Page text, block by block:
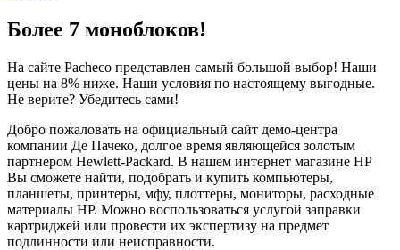
Более 7 моноблоков!
На сайте Pacheco представлен самый большой выбор! Наши
цены на 8% ниже. Наши условия по настоящему выгодные.
Не верите? Убедитесь сами!
Добро пожаловать на официальный сайт демо-центра
компании Де Пачеко, долгое время являющейся золотым
партнером Hewlett-Packard. В нашем интернет магазине HP
Вы сможете найти, подобрать и купить компьютеры,
планшеты, принтеры, мфу, плоттеры, мониторы, расходные
материалы HP. Можно воспользоваться услугой заправки
картриджей или провести их экспертизу на предмет
подлинности или неисправности.